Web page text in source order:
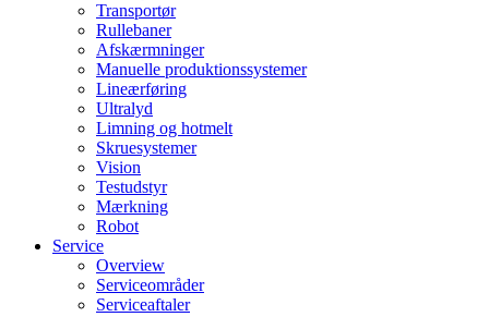
Transportør
Rullebaner
Afskærmninger
Manuelle produktionssystemer
Lineærføring
Ultralyd
Limning og hotmelt
Skruesystemer
Vision
Testudstyr
Mærkning
Robot
Service
Overview
Serviceområder
Serviceaftaler